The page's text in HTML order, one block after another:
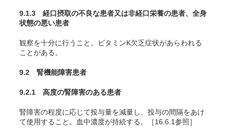
9.1.3 経口摂取の不良な患者又は非経口栄養の患者、全身
状態の悪い患者
観察を十分に行うこと。ビタミンK欠乏症状があらわれる
ことがある。
9.2 腎機能障害患者
9.2.1 高度の腎障害のある患者
腎障害の程度に応じて投与量を減量し、投与の間隔をあけ
て使用すること。血中濃度が持続する。［16.6.1参照］